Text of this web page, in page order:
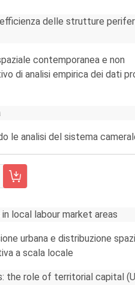
delle strutture
contemporanea e non
di analisi empirica dei dati
le analisi del sistema
2/2013
local labour market areas
urbana e distribuzione
a scala locale
the role of territorial capital